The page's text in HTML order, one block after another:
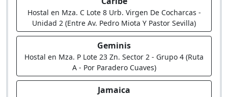
Hostal en Mza. C Lote 8 Urb. Virgen De Cocharcas -
Unidad 2 (Entre Av. Pedro Miota Y Pastor Sevilla)
Geminis
Hostal en Mza. P Lote 23 Zn. Sector 2 - Grupo 4 (Ruta
A - Por Paradero Cuaves)
Jamaica